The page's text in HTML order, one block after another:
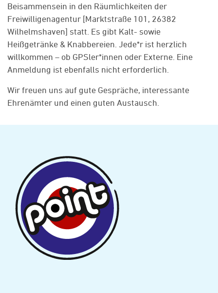
Beisammensein in den Räumlichkeiten der
Freiwilligenagentur [Marktstraße 101, 26382
Wilhelmshaven] statt. Es gibt Kalt- sowie
Heißgetränke & Knabbereien. Jede*r ist herzlich
willkommen – ob GPSler*innen oder Externe. Eine
Anmeldung ist ebenfalls nicht erforderlich.
Wir freuen uns auf gute Gespräche, interessante
Ehrenämter und einen guten Austausch.